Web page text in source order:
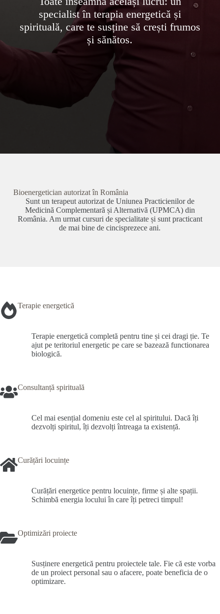
specialist în terapia energetică și
spirituală, care te susține să crești frumos
și sănătos.
Bioenergetician autorizat în România
Sunt un terapeut autorizat de Uniunea Practicienilor de
Medicină Complementară și Alternativă (UPMCA) din
România. Am urmat cursuri de specialitate și sunt practicant
de mai bine de cincisprezece ani.
Terapie energetică
Terapie energetică completă pentru tine și cei dragi ție. Te
ajut pe teritoriul energetic pe care se bazează functionarea
biologică.
Consultanță spirituală
Cel mai esențial domeniu este cel al spiritului. Dacă îți
dezvolți spiritul, îți dezvolți întreaga ta existență.
Curățări locuințe
Curățări energetice pentru locuințe, firme și alte spații.
Schimbă energia locului în care îți petreci timpul!
Optimizări proiecte
Susținere energetică pentru proiectele tale. Fie că este vorba
de un proiect personal sau o afacere, poate beneficia de o
optimizare.